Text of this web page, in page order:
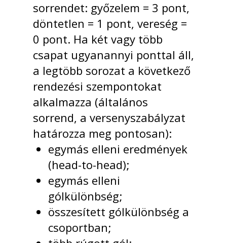
sorrendet: győzelem = 3 pont,
döntetlen = 1 pont, vereség =
0 pont. Ha két vagy több
csapat ugyanannyi ponttal áll,
a legtöbb sorozat a következő
rendezési szempontokat
alkalmazza (általános
sorrend, a versenyszabályzat
határozza meg pontosan):
egymás elleni eredmények
(head-to-head);
egymás elleni
gólkülönbség;
összesített gólkülönbség a
csoportban;